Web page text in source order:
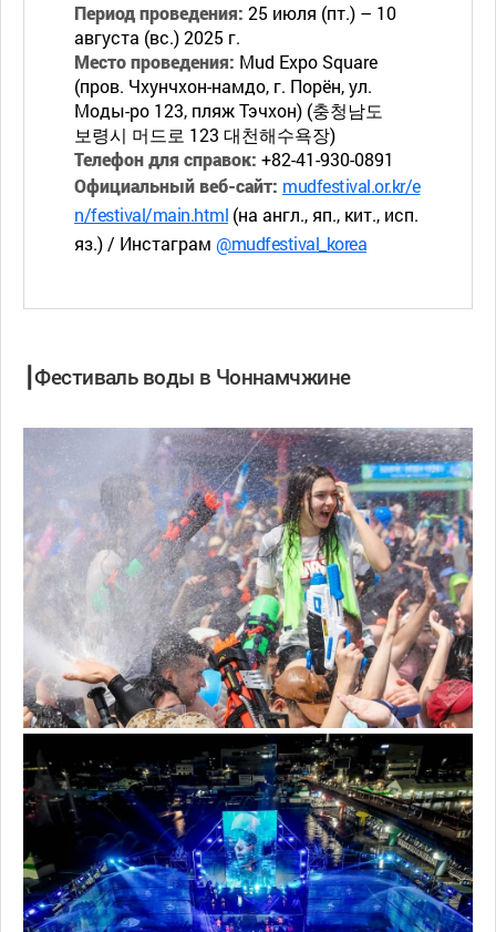
Период проведения: 25 июля (пт.) – 10
августа (вс.) 2025 г.
Место проведения: Mud Expo Square
(пров. Чхунчхон-намдо, г. Порён, ул.
Моды-ро 123, пляж Тэчхон) (충청남도
보령시 머드로 123 대천해수욕장)
Телефон для справок: +82-41-930-0891
Официальный веб-сайт: mudfestival.or.kr/e
n/festival/main.html (на англ., яп., кит., исп.
яз.) / Инстаграм @mudfestival_korea
┃Фестиваль воды в Чоннамчжине